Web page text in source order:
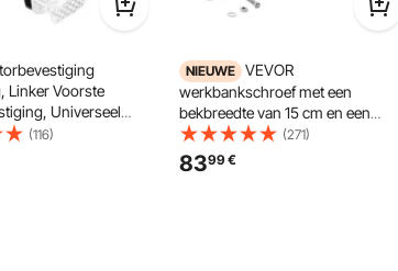
Linker Voorste
Universeel
2014-2018
1500 5.3L V8,
Robuuste
(116)
NIEUWE VEVOR
werkbankschroef met een
bekbreedte van 15 cm en een
klemkracht van 25 kN, voor
slijpen, boren en pijpsnijden, met
een bekdiepte van 90 mm,
(271)
8399€